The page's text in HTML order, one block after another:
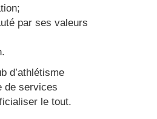
par ses valeurs
d’athlétisme
de services
le tout.